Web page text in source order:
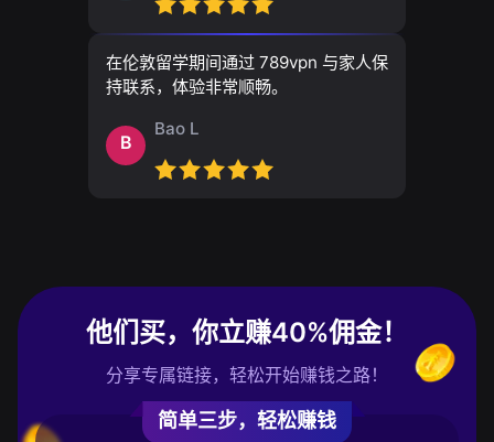
在伦敦留学期间通过 789vpn 与家人保
持联系，体验非常顺畅。
B
Bao L
他们买，你立赚40%佣金！
分享专属链接，轻松开始赚钱之路！
简单三步，轻松赚钱